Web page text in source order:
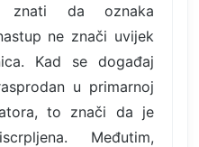
znati da oznaka
ne znači uvijek
Kad se događaj
u primarnoj
to znači da je
Međutim,